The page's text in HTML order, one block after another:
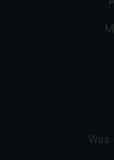
Was